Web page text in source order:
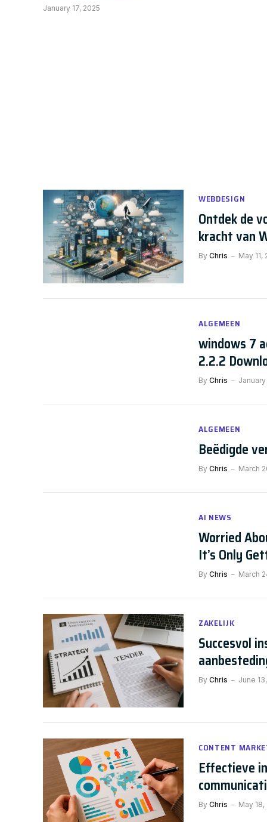
January 17, 2025
WEBDESIGN
Ontdek de
kracht van
By Chris May 11,
ALGEMEEN
windows 7
2.2.2
By Chris
ALGEMEEN
Beëdigde
By Chris March
AI NEWS
Worried
It’s Only
By Chris March
ZAKELIJK
Succesvol
By Chris June
CONTENT
Effectieve
By Chris May 18,